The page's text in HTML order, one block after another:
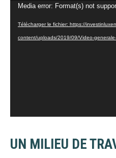
Lecteur
Media error: Format(s) not
Télécharger le fichier: https://
content/uploads/2019/09/Video-
UN MILIEU DE